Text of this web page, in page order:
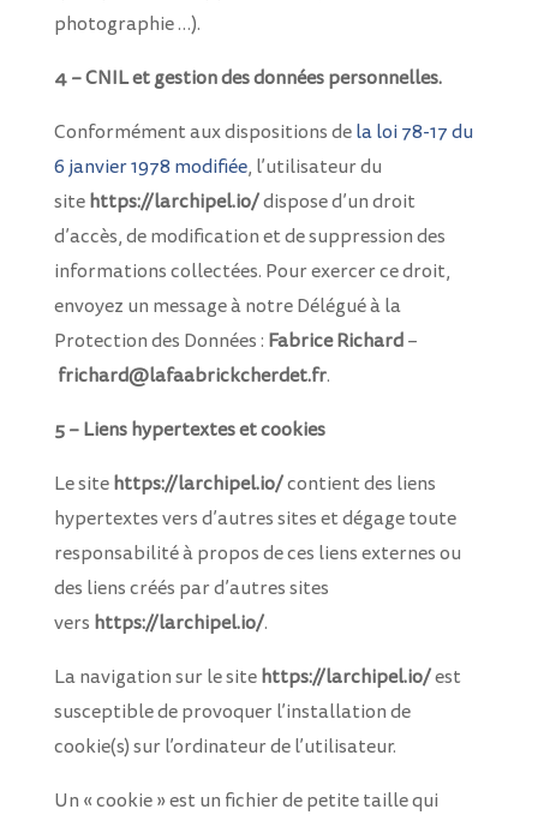
photographie …).
4 – CNIL et gestion des données personnelles.
Conformément aux dispositions dela loi 78-17 du
6 janvier 1978 modifiée, l’utilisateur du
sitehttps://larchipel.io/dispose d’un droit
d’accès, de modification et de suppression des
informations collectées. Pour exercer ce droit,
envoyez un message à notre Délégué à la
Protection des Données : Fabrice Richard–
frichard@lafaabrickcherdet.fr.
5 – Liens hypertextes et cookies
Le sitehttps://larchipel.io/contient des liens
hypertextes vers d’autres sites et dégage toute
responsabilité à propos de ces liens externes ou
des liens créés par d’autres sites
vers https://larchipel.io/.
La navigation sur le sitehttps://larchipel.io/est
susceptible de provoquer l’installation de
cookie(s) sur l’ordinateur de l’utilisateur.
Un « cookie » est un fichier de petite taille qui